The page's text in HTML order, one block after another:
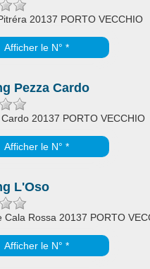
20137 PORTO VECCHIO
Afficher le N° *
Pezza Cardo
20137 PORTO VECCHIO
Afficher le N° *
L'Oso
Cala Rossa 20137 PORTO
Afficher le N° *